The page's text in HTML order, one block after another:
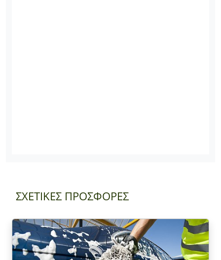
ΣΧΕΤΙΚΕΣ ΠΡΟΣΦΟΡΕΣ